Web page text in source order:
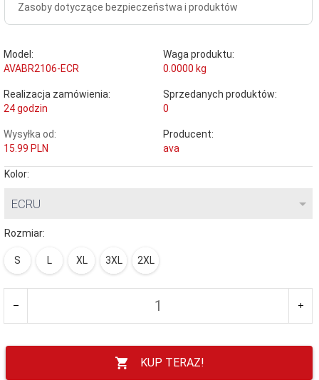
Zasoby dotyczące bezpieczeństwa i produktów
Model:
AVABR2106-ECR
Waga produktu:
0.0000 kg
Realizacja zamówienia:
24 godzin
Sprzedanych produktów:
0
Wysyłka od:
15.99 PLN
Producent:
ava
Kolor:
ECRU
Rozmiar:
S L XL 3XL 2XL
KUP TERAZ!